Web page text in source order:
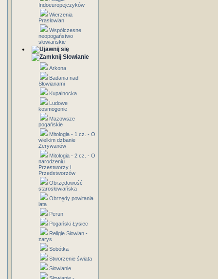
Indoeuropejczyków
Wierzenia
Prasłowian
Współczesne
neopogaństwo
słowiańskie
Słowianie
Arkona
Badania nad
Słowianami
Kupalnocka
Ludowe
kosmogonie
Mazowsze
pogańskie
Mitologia - 1 cz. - O
wielkim dzbanie
Zerywanów
Mitologia - 2 cz. - O
narodzeniu
Przestworzy i
Przedstworzów
Obrzędowość
starosłowiańska
Obrzędy powitania
lata
Perun
Pogański Łysiec
Religie Słowian -
zarys
Sobótka
Stworzenie świata
Słowianie